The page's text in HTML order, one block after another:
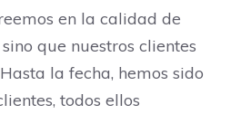
en la calidad de
que nuestros clientes
la fecha, hemos sido
todos ellos